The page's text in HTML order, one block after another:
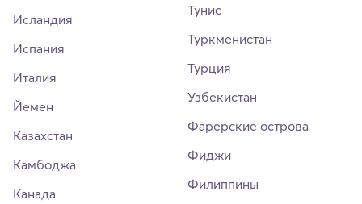
Исландия
Испания
Италия
Йемен
Казахстан
Камбоджа
Канада
Тунис
Туркменистан
Турция
Узбекистан
Фарерские острова
Фиджи
Филиппины